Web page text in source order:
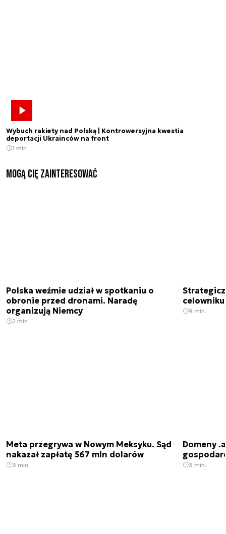
Wybuch rakiety nad Polską | Kontrowersyjna kwestia
deportacji Ukrainców na front
1 min.
Mogą Cię zainteresować
Polska weźmie udział w spotkaniu o
obronie przed dronami. Naradę
organizują Niemcy
2 min.
9 min.
Meta przegrywa w Nowym Meksyku. Sąd
nakazał zapłatę 567 mln dolarów
3 min.
Domeny
3 min.